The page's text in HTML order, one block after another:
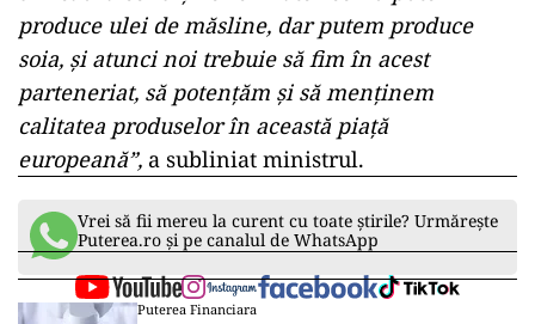
produce ulei de măsline, dar putem produce
soia, și atunci noi trebuie să fim în acest
parteneriat, să potențăm și să menținem
calitatea produselor în această piață
europeană”, a subliniat ministrul.
Vrei să fii mereu la curent cu toate știrile? Urmărește
Puterea.ro și pe canalul de WhatsApp
Puterea Financiara